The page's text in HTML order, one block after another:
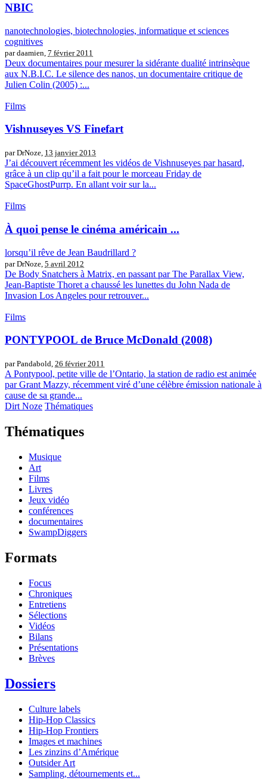
NBIC
nanotechnologies, biotechnologies, informatique et sciences
cognitives
par daamien, 7 février 2011
Deux documentaires pour mesurer la sidérante dualité intrinsèque
aux N.B.I.C. Le silence des nanos, un documentaire critique de
Julien Colin (2005) :...
Films
Vishnuseyes VS Finefart
par DrNoze, 13 janvier 2013
J’ai découvert récemment les vidéos de Vishnuseyes par hasard,
grâce à un clip qu’il a fait pour le morceau Friday de
SpaceGhostPurrp. En allant voir sur la...
Films
À quoi pense le cinéma américain ...
lorsqu’il rêve de Jean Baudrillard ?
par DrNoze, 5 avril 2012
De Body Snatchers à Matrix, en passant par The Parallax View,
Jean-Baptiste Thoret a chaussé les lunettes du John Nada de
Invasion Los Angeles pour retrouver...
Films
PONTYPOOL de Bruce McDonald (2008)
par Pandabold, 26 février 2011
A Pontypool, petite ville de l’Ontario, la station de radio est animée
par Grant Mazzy, récemment viré d’une célèbre émission nationale à
cause de sa grande...
Dirt Noze Thématiques
Thématiques
Musique
Art
Films
Livres
Jeux vidéo
conférences
documentaires
SwampDiggers
Formats
Focus
Chroniques
Entretiens
Sélections
Vidéos
Bilans
Présentations
Brèves
Dossiers
Culture labels
Hip-Hop Classics
Hip-Hop Frontiers
Images et machines
Les zinzins d’Amérique
Outsider Art
Sampling, détournements et...